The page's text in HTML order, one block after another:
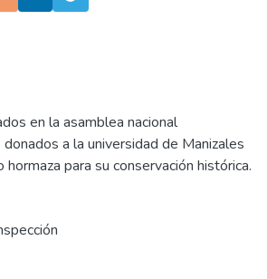
en la asamblea nacional
a la universidad de Manizales
para su conservación histórica.